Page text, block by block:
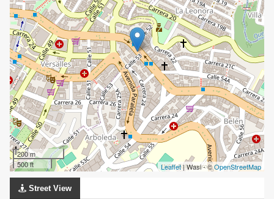
200 m
500 ft
Leaflet| Wasi - ©OpenStreetMap
Street View